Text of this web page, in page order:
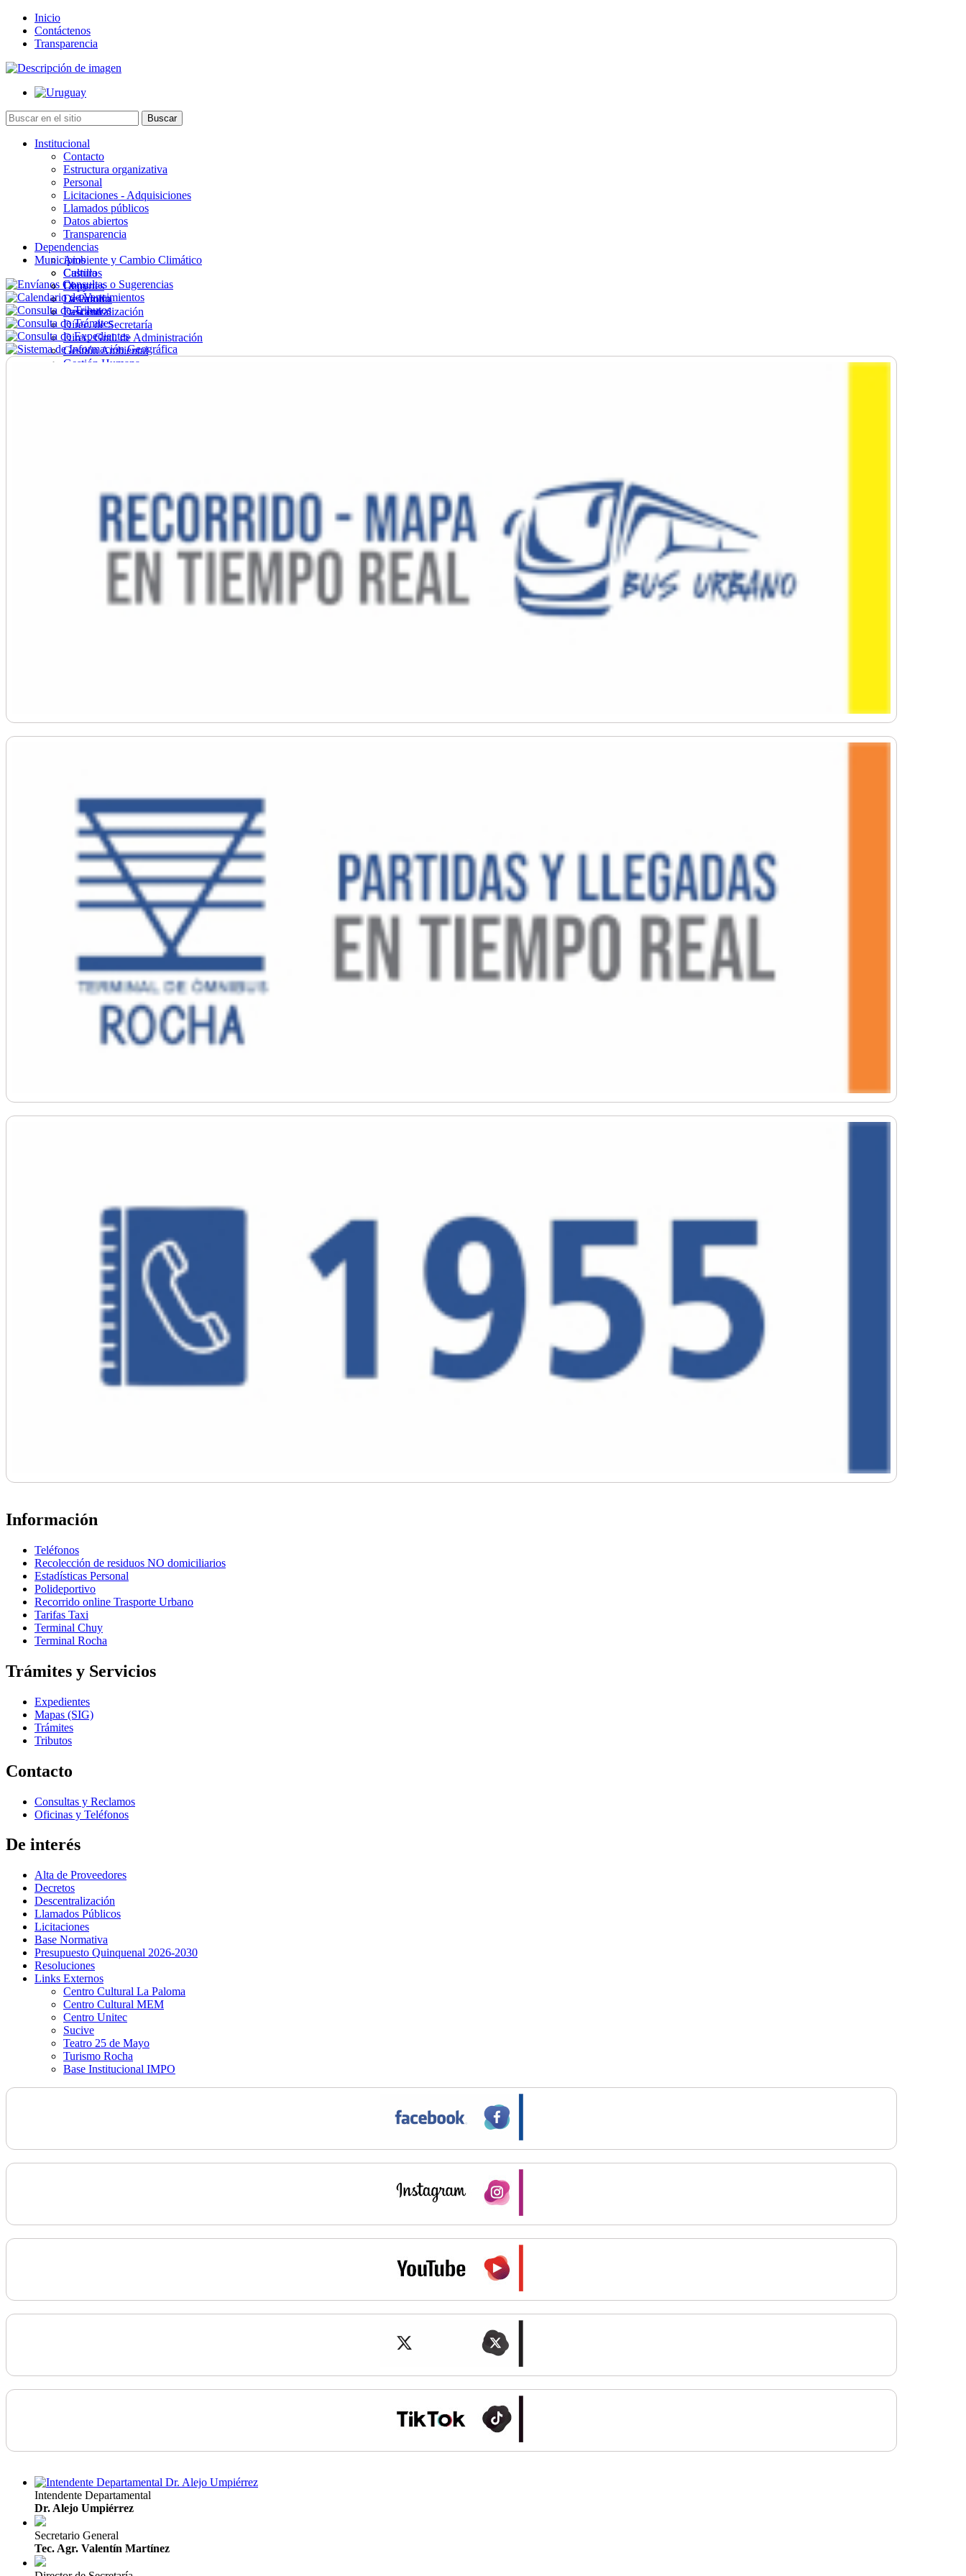
Inicio
Contáctenos
Transparencia
Institucional
Contacto
Estructura organizativa
Personal
Licitaciones - Adquisiciones
Llamados públicos
Datos abiertos
Transparencia
Dependencias
Ambiente y Cambio Climático
Cultura
Deportes
Desarrollo
Descentralización
Direc. de Secretaría
Direc. Gral. de Administración
Gestión Ambiental
Gestión Humana
Municipios
Castillos
Chuy
La Paloma
Lascano
Información
Teléfonos
Recolección de residuos NO domiciliarios
Estadísticas Personal
Polideportivo
Recorrido online Trasporte Urbano
Tarifas Taxi
Terminal Chuy
Terminal Rocha
Trámites y Servicios
Expedientes
Mapas (SIG)
Trámites
Tributos
Contacto
Consultas y Reclamos
Oficinas y Teléfonos
De interés
Alta de Proveedores
Decretos
Descentralización
Llamados Públicos
Licitaciones
Base Normativa
Presupuesto Quinquenal 2026-2030
Resoluciones
Links Externos
Centro Cultural La Paloma
Centro Cultural MEM
Centro Unitec
Sucive
Teatro 25 de Mayo
Turismo Rocha
Base Institucional IMPO
Intendente Departamental
Dr. Alejo Umpiérrez
Secretario General
Tec. Agr. Valentín Martínez